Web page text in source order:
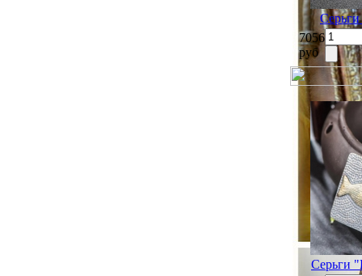
7056
руб
Серьги